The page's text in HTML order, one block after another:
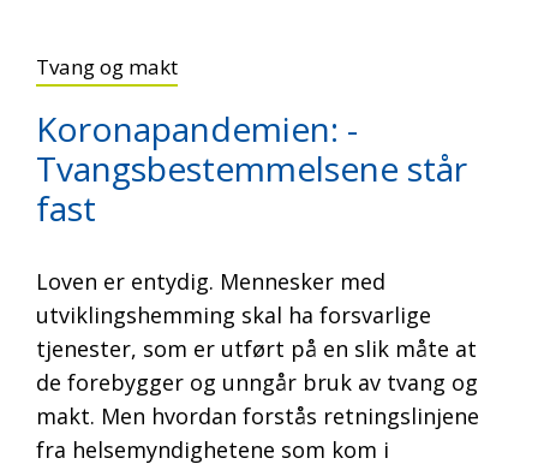
Tvang og makt
Koronapandemien: -
Tvangsbestemmelsene står
fast
Loven er entydig. Mennesker med
utviklingshemming skal ha forsvarlige
tjenester, som er utført på en slik måte at
de forebygger og unngår bruk av tvang og
makt. Men hvordan forstås retningslinjene
fra helsemyndighetene som kom i